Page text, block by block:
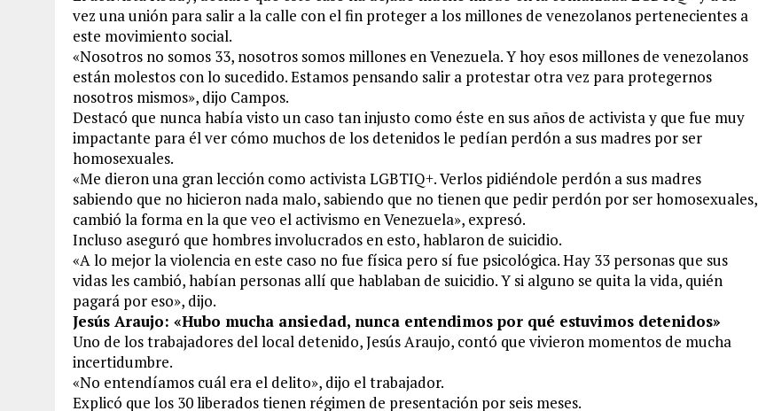
vez una unión para salir a la calle con el fin proteger a los millones de venezolanos pertenecientes a
este movimiento social.
«Nosotros no somos 33, nosotros somos millones en Venezuela. Y hoy esos millones de venezolanos
están molestos con lo sucedido. Estamos pensando salir a protestar otra vez para protegernos
nosotros mismos», dijo Campos.
Destacó que nunca había visto un caso tan injusto como éste en sus años de activista y que fue muy
impactante para él ver cómo muchos de los detenidos le pedían perdón a sus madres por ser
homosexuales.
«Me dieron una gran lección como activista LGBTIQ+. Verlos pidiéndole perdón a sus madres
sabiendo que no hicieron nada malo, sabiendo que no tienen que pedir perdón por ser homosexuales,
cambió la forma en la que veo el activismo en Venezuela», expresó.
Incluso aseguró que hombres involucrados en esto, hablaron de suicidio.
«A lo mejor la violencia en este caso no fue física pero sí fue psicológica. Hay 33 personas que sus
vidas les cambió, habían personas allí que hablaban de suicidio. Y si alguno se quita la vida, quién
pagará por eso», dijo.
Jesús Araujo: «Hubo mucha ansiedad, nunca entendimos por qué estuvimos detenidos»
Uno de los trabajadores del local detenido, Jesús Araujo, contó que vivieron momentos de mucha
incertidumbre.
«No entendíamos cuál era el delito», dijo el trabajador.
Explicó que los 30 liberados tienen régimen de presentación por seis meses.